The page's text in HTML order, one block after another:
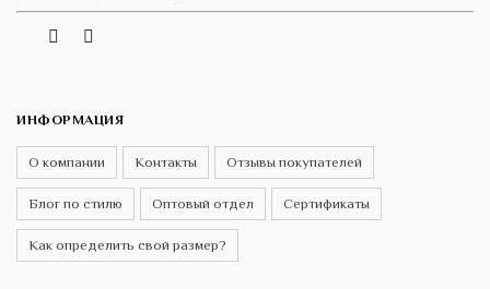
Telegram
ИНФОРМАЦИЯ
О компании Контакты Отзывы покупателей
Блог по стилю Оптовый отдел Сертификаты
Как определить свой размер?